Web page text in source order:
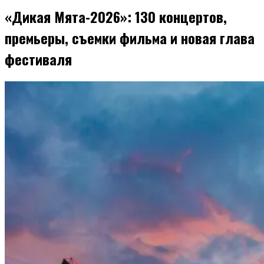
«Дикая Мята-2026»: 130 концертов,
премьеры, съемки фильма и новая глава
фестиваля